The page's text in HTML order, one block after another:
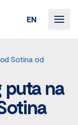
EN
Sotina od
puta na